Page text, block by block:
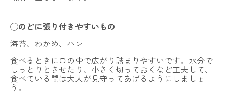
◯のどに張り付きやすいもの
海苔、わかめ、パン
食べるときに口の中で広がり詰まりやすいです。水分で
しっとりとさせたり、小さく切っておくなど工夫して、
食べている間は大人が見守ってあげるようにしましょ
う。